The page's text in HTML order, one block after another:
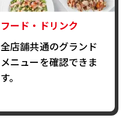
フード・ドリンク
全店舗共通のグランド
メニューを確認できま
す。